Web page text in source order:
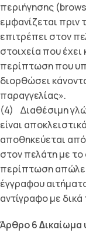
περιήγησης
εµφανίζεται πριν
επιτρέπει στον
στοιχεία που
περίπτωση που
διορθώσει
παραγγελίας».
(4) ∆ιαθέσιµη
είναι
αποθηκεύεται από
στον πελάτη µε
περίπτωση
έγγραφου
αντίγραφο µε
Άρθρο 6